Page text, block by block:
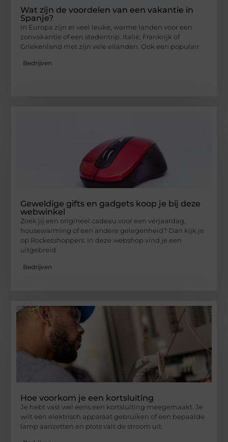
Wat zijn de voordelen van een vakantie in
Spanje?
In Europa zijn er veel leuke, warme landen voor een
zonvakantie of een stedentrip. Italië, Frankrijk of
Griekenland met zijn vele eilanden. Ook een populair
Bedrijven
Geweldige gifts en gadgets koop je bij deze
webwinkel
Zoek jij een origineel cadeau voor een verjaardag,
housewarming of een andere gelegenheid? Dan kijk je
op Rocketshoppers. In deze webshop vind je een
uitgebreid
Bedrijven
Hoe voorkom je een kortsluiting
Je hebt vast wel eens een kortsluiting meegemaakt. Je
wilt een elektrisch apparaat gebruiken of een bepaalde
lamp aanzetten en plots valt de stroom uit.